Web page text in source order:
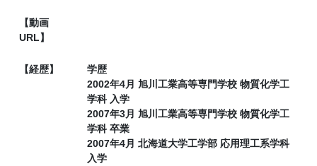
【動画
URL】
【経歴】
学歴
2002年4月 旭川工業高等専門学校 物質化学工
学科 入学
2007年3月 旭川工業高等専門学校 物質化学工
学科 卒業
2007年4月 北海道大学工学部 応用理工系学科
入学